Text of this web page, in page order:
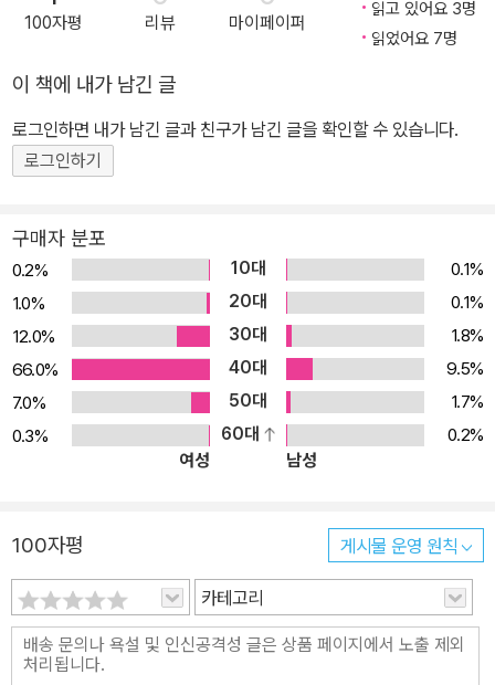
100자평 리뷰 마이페이퍼
읽고 있어요 3명
읽었어요 7명
이 책에 내가 남긴 글
로그인하면 내가 남긴 글과 친구가 남긴 글을 확인할 수 있습니다.
로그인하기
구매자 분포
0.2% 10대
0.1%
1.0%
20대
0.1%
12.0%
30대
1.8%
66.0%
40대
9.5%
7.0%
50대
1.7%
0.3%
60대
0.2%
여성
남성
100자평 게시물 운영 원칙
카테고리